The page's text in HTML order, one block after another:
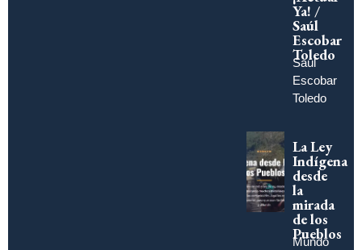
Ya! /
Saúl
Escobar
Toledo
Saúl
Escobar
Toledo
La Ley
Indígena
desde
la
mirada
de los
Pueblos
Mundo